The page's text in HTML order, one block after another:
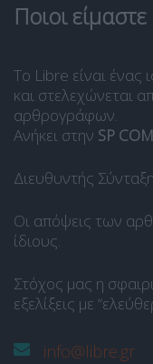
Ποιοι είμαστε
Το Libre είναι
και στελεχώνεται
αρθρογράφων.
Ανήκει στην SP
Διευθυντής
Οι απόψεις των
ίδιους.
Στόχος μας η
εξελίξεις με
info@libre.gr